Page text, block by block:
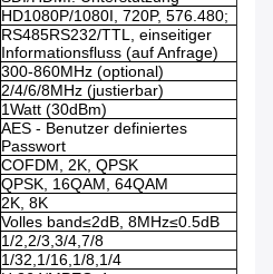
HD1080P/1080I, 720P, 576.480;
RS485RS232/TTL, einseitiger
Informationsfluss (auf Anfrage)
300-860MHz (optional)
2/4/6/8MHz (justierbar)
1Watt (30dBm)
AES - Benutzer definiertes
Passwort
COFDM, 2K, QPSK
QPSK, 16QAM, 64QAM
2K, 8K
Volles band≤2dB, 8MHz≤0.5dB
1/2,2/3,3/4,7/8
1/32,1/16,1/8,1/4